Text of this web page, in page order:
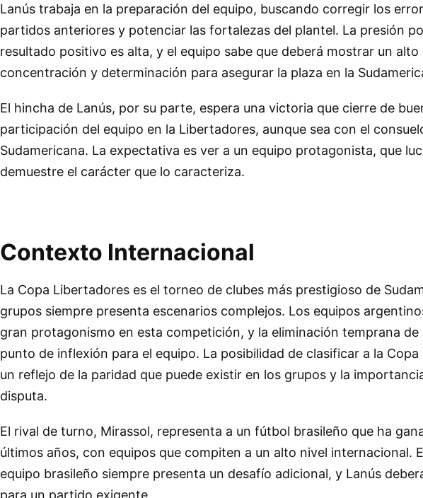
Lanús trabaja en la preparación del equipo, buscando corregir los
partidos anteriores y potenciar las fortalezas del plantel. La presión
resultado positivo es alta, y el equipo sabe que deberá mostrar un alto
concentración y determinación para asegurar la plaza en la
El hincha de Lanús, por su parte, espera una victoria que cierre de
participación del equipo en la Libertadores, aunque sea con el
Sudamericana. La expectativa es ver a un equipo protagonista, que
demuestre el carácter que lo caracteriza.
Contexto Internacional
La Copa Libertadores es el torneo de clubes más prestigioso de
grupos siempre presenta escenarios complejos. Los equipos
gran protagonismo en esta competición, y la eliminación temprana de
punto de inflexión para el equipo. La posibilidad de clasificar a la Copa
un reflejo de la paridad que puede existir en los grupos y la
disputa.
El rival de turno, Mirassol, representa a un fútbol brasileño que ha
últimos años, con equipos que compiten a un alto nivel internacional.
equipo brasileño siempre presenta un desafío adicional, y Lanús
para un partido exigente.